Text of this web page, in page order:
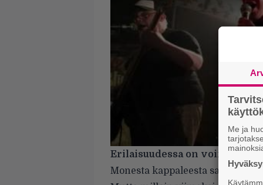
Erilaisuudessa on voimaa
Monesta kappaleesta sanotaan
Me ja